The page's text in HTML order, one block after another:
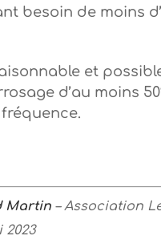
besoin de moins
et
d’au moins
Martin– Association
2023